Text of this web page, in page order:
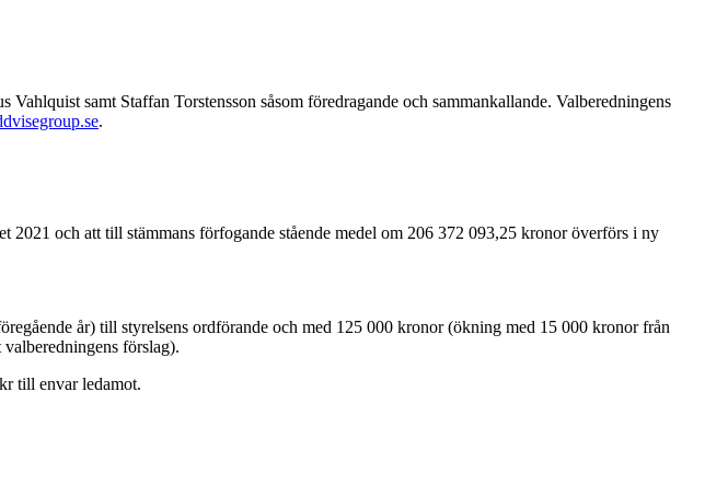
samt Staffan Torstensson såsom föredragande och sammankallande. Valberedningens
.
2021 och att till stämmans förfogande stående medel om 206 372 093,25 kronor överförs i ny
år) till styrelsens ordförande och med 125 000 kronor (ökning med 15 000 kronor från
förslag).
till envar ledamot.